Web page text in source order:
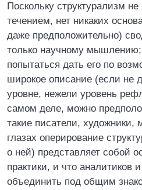
Поскольку структурализм
течением, нет никаких
даже предположительно)
только научному
попытаться дать его по
широкое описание (если не
уровне, нежели уровень
самом деле, можно
такие писатели, художники,
глазах оперирование
о ней) представляет собой
практики, и что аналитиков
объединить под общим